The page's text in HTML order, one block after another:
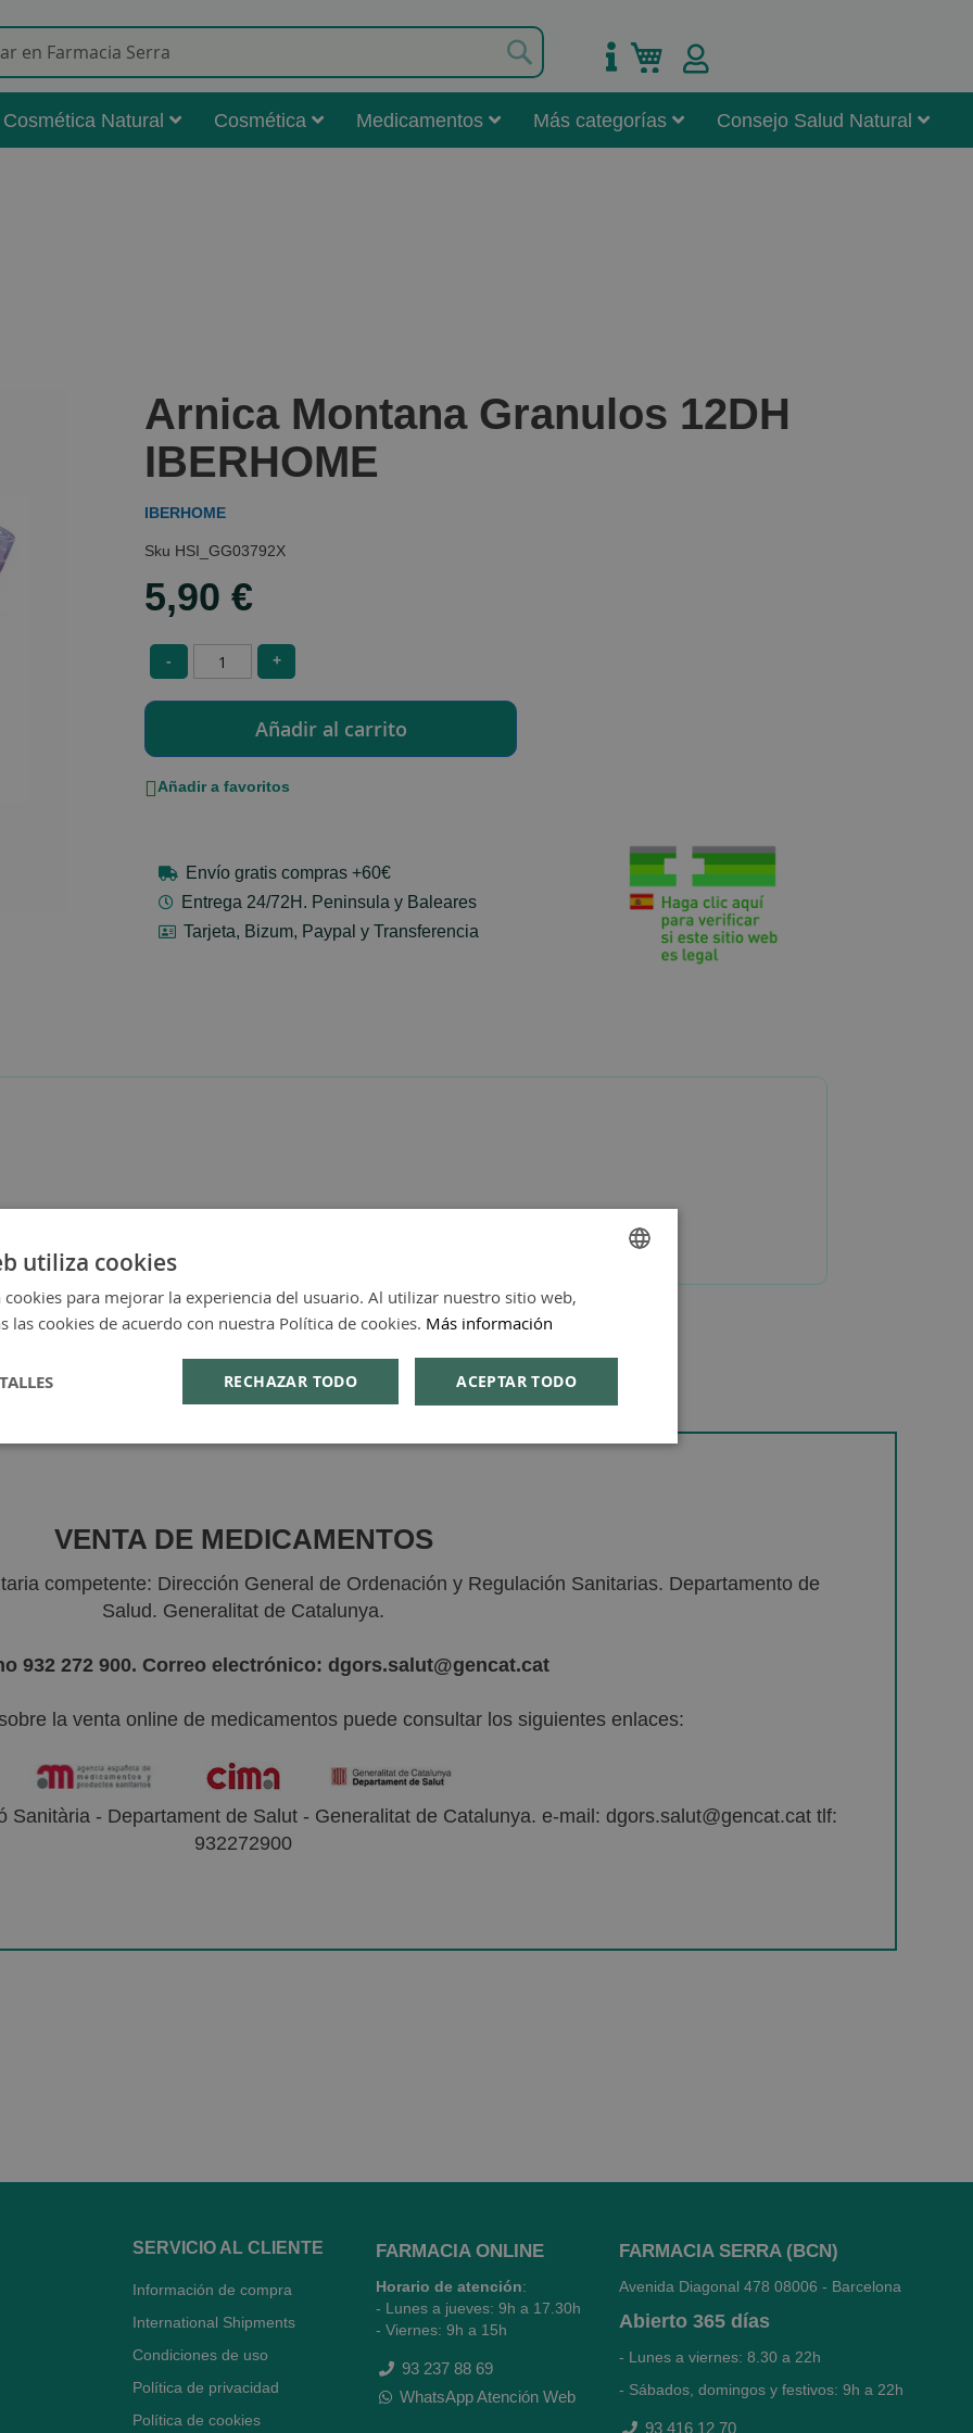
Mi carrito
Cosmética Natural Cosmética Medicamentos Más categorías Consejo Salud Natural
Arnica Montana Granulos 12DH
IBERHOME
IBERHOME
HSI_GG03792X
5,90 €
- +
Añadir a favoritos
Envío gratis compras +60€
Entrega 24/72H. Peninsula y Baleares
Tarjeta, Bizum, Paypal y Transferencia
VENTA DE MEDICAMENTOS
competente: Dirección General de Ordenación y Regulación Sanitarias. Departamento de
Salud. Generalitat de Catalunya.
932 272 900. Correo electrónico: dgors.salut@gencat.cat
la venta online de medicamentos puede consultar los siguientes enlaces:
Sanitària - Departament de Salut - Generalitat de Catalunya. e-mail: dgors.salut@gencat.cat tlf:
932272900
SERVICIO AL CLIENTE
Información de compra
International Shipments
Condiciones de uso
Política de privacidad
Política de cookies
FARMACIA ONLINE
Horario de atención:
- Lunes a jueves: 9h a 17.30h
- Viernes: 9h a 15h
93 237 88 69
WhatsApp Atención Web
FARMACIA SERRA (BCN)
Avenida Diagonal 478 08006 - Barcelona
Abierto 365 días
- Lunes a viernes: 8.30 a 22h
- Sábados, domingos y festivos: 9h a 22h
93 416 12 70
utiliza cookies
cookies para mejorar la experiencia del usuario. Al utilizar nuestro sitio web,
las cookies de acuerdo con nuestra Política de cookies. Más información
ACEPTAR TODO
RECHAZAR TODO